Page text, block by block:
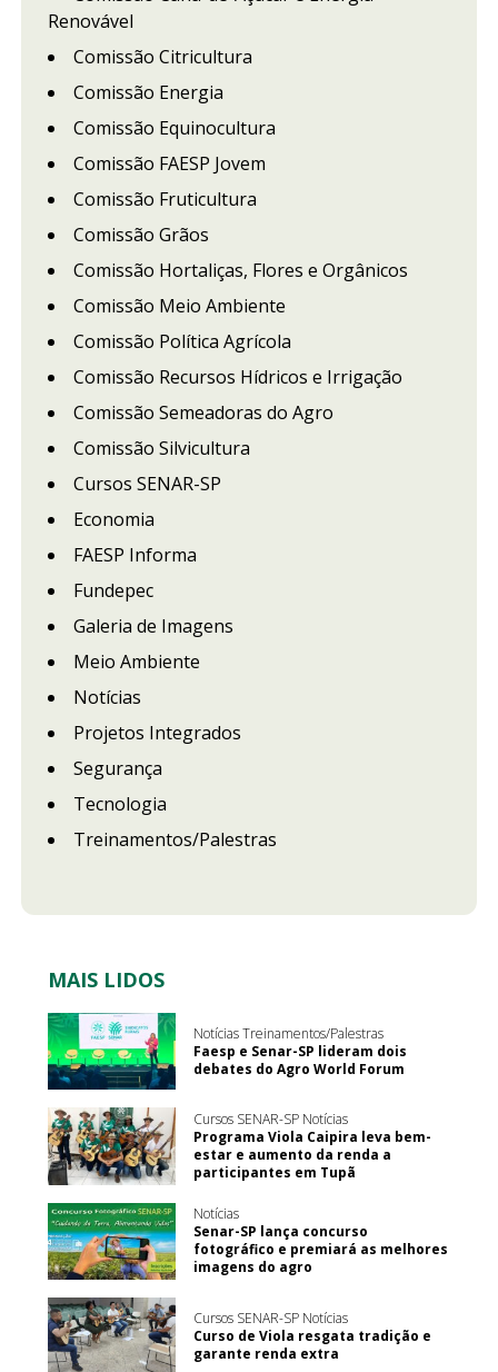
Renovável
Comissão Citricultura
Comissão Energia
Comissão Equinocultura
Comissão FAESP Jovem
Comissão Fruticultura
Comissão Grãos
Comissão Hortaliças, Flores e Orgânicos
Comissão Meio Ambiente
Comissão Política Agrícola
Comissão Recursos Hídricos e Irrigação
Comissão Semeadoras do Agro
Comissão Silvicultura
Cursos SENAR-SP
Economia
FAESP Informa
Fundepec
Galeria de Imagens
Meio Ambiente
Notícias
Projetos Integrados
Segurança
Tecnologia
Treinamentos/Palestras
MAIS LIDOS
Notícias Treinamentos/Palestras
Faesp e Senar-SP lideram dois
debates do Agro World Forum
Cursos SENAR-SP Notícias
Programa Viola Caipira leva bem-
estar e aumento da renda a
participantes em Tupã
Notícias
Senar-SP lança concurso
fotográfico e premiará as melhores
imagens do agro
Cursos SENAR-SP Notícias
Curso de Viola resgata tradição e
garante renda extra